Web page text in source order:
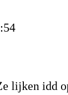
lijken idd